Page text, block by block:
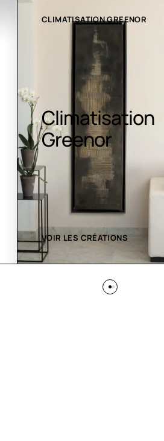
COLLECTION LT
Luminaires LED
VOIR LES CRÉATIONS